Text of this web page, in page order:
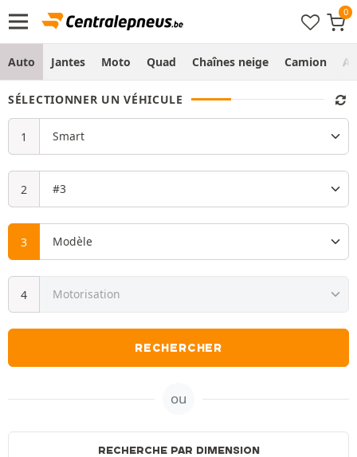
Auto Jantes Moto Quad Chaînes neige Camion
SÉLECTIONNER UN VÉHICULE
RECHERCHER
ou
RECHERCHE PAR DIMENSION